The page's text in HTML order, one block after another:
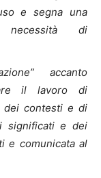
e segna una
di
accanto
il lavoro di
dei contesti e di
significati e dei
e comunicata al